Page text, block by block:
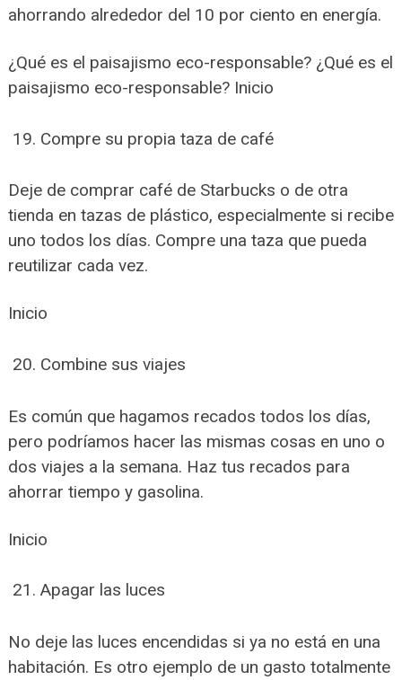
ahorrando alrededor del 10 por ciento en energía.
¿Qué es el paisajismo eco-responsable? ¿Qué es el
paisajismo eco-responsable? Inicio
Compre su propia taza de café
Deje de comprar café de Starbucks o de otra
tienda en tazas de plástico, especialmente si recibe
uno todos los días. Compre una taza que pueda
reutilizar cada vez.
Inicio
Combine sus viajes
Es común que hagamos recados todos los días,
pero podríamos hacer las mismas cosas en uno o
dos viajes a la semana. Haz tus recados para
ahorrar tiempo y gasolina.
Inicio
Apagar las luces
No deje las luces encendidas si ya no está en una
habitación. Es otro ejemplo de un gasto totalmente